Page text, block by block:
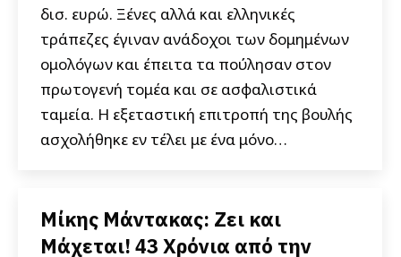
δισ. ευρώ. Ξένες αλλά και ελληνικές
τράπεζες έγιναν ανάδοχοι των δομημένων
ομολόγων και έπειτα τα πούλησαν στον
πρωτογενή τομέα και σε ασφαλιστικά
ταμεία. Η εξεταστική επιτροπή της βουλής
ασχολήθηκε εν τέλει με ένα μόνο…
Μίκης Μάντακας: Ζει και
Μάχεται! 43 Χρόνια από την